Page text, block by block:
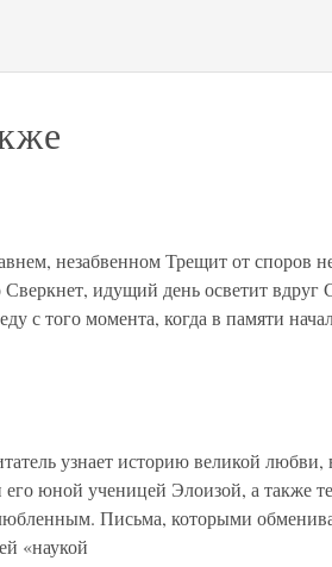
незабвенном Трещит от споров
идущий день осветит вдруг
с того момента, когда в памяти
узнает историю великой
юной ученицей Элоизой, а также
Письма, которыми
«наукой